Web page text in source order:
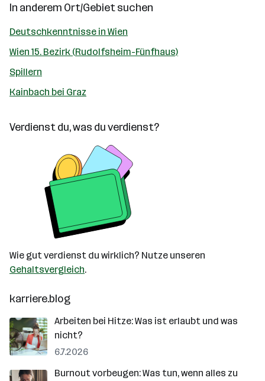
In anderem Ort/Gebiet suchen
Deutschkenntnisse in Wien
Wien 15. Bezirk (Rudolfsheim-Fünfhaus)
Spillern
Kainbach bei Graz
Verdienst du, was du verdienst?
Wie gut verdienst du wirklich? Nutze unseren
Gehaltsvergleich.
karriere.blog
Arbeiten bei Hitze: Was ist erlaubt und was
nicht?
6.7.2026
Burnout vorbeugen: Was tun, wenn alles zu